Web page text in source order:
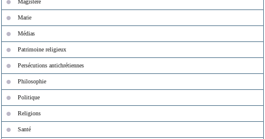
Magistère
Marie
Médias
Patrimoine religieux
Persécutions antichrétiennes
Philosophie
Politique
Religions
Santé